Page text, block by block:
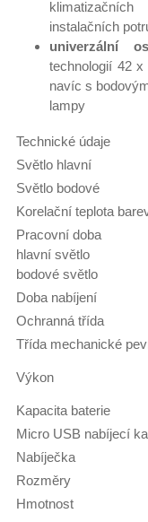
instalačních
univerzální
technologií 42
navíc s
lampy
Technické údaje
Světlo hlavní
Světlo bodové
Korelační teplota
Pracovní doba
hlavní světlo
bodové světlo
Doba nabíjení
Ochranná třída
Třída mechanické
Výkon
Kapacita baterie
Micro USB nabíjecí
Nabíječka
Rozměry
Hmotnost